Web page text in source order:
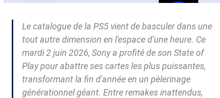
Le catalogue de la PS5 vient de basculer dans une
tout autre dimension en l'espace d'une heure. Ce
mardi 2 juin 2026, Sony a profité de son State of
Play pour abattre ses cartes les plus puissantes,
transformant la fin d'année en un pèlerinage
générationnel géant. Entre remakes inattendus,